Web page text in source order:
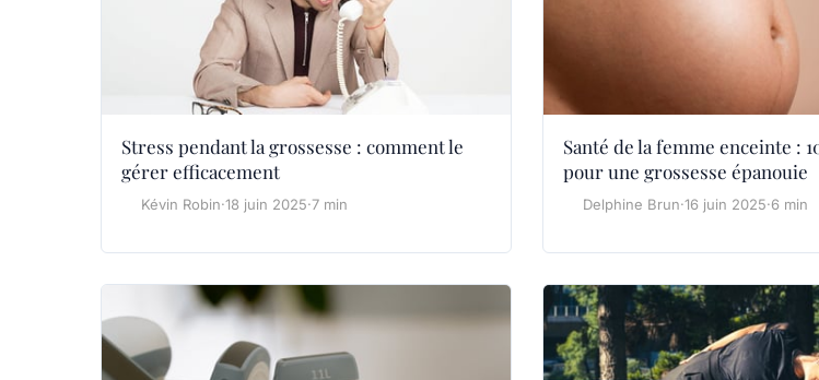
Stress pendant la grossesse : comment le
gérer efficacement
Kévin Robin·18 juin 2025·7 min
Santé de la femme enceinte :
pour une grossesse épanouie
Delphine Brun·16 juin 2025·6 min